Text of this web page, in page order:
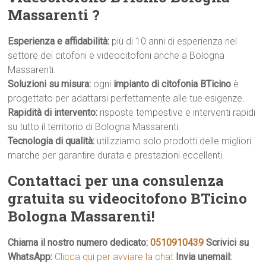
Massarenti ?
Esperienza e affidabilità: più di 10 anni di esperienza nel
settore dei citofoni e videocitofoni anche a Bologna
Massarenti.
Soluzioni su misura: ogni impianto di citofonia BTicino è
progettato per adattarsi perfettamente alle tue esigenze.
Rapidità di intervento: risposte tempestive e interventi rapidi
su tutto il territorio di Bologna Massarenti.
Tecnologia di qualità: utilizziamo solo prodotti delle migliori
marche per garantire durata e prestazioni eccellenti.
Contattaci per una consulenza
gratuita su videocitofono BTicino
Bologna Massarenti!
Chiama il nostro numero dedicato:0510910439 Scrivici su
WhatsApp: Clicca qui per avviare la chat Invia unemail: